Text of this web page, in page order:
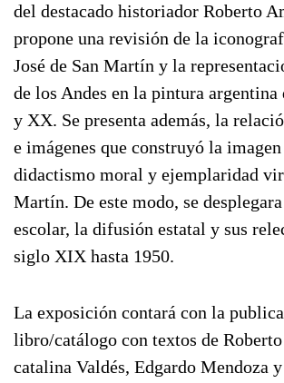
del destacado historiador Roberto
propone una revisión de la
José de San Martín y la
de los Andes en la pintura
y XX. Se presenta además, la
e imágenes que construyó la
didactismo moral y ejemplaridad
Martín. De este modo, se
escolar, la difusión estatal y sus
siglo XIX hasta 1950.
La exposición contará con la
libro/catálogo con textos de
catalina Valdés, Edgardo Mendoza